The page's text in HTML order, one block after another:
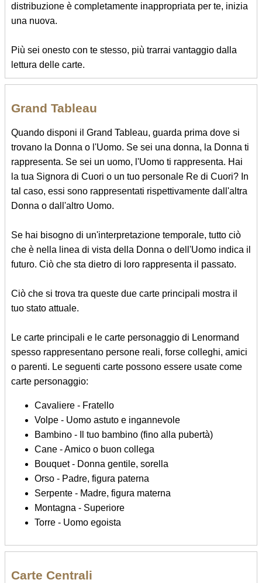
distribuzione è completamente inappropriata per te, inizia
una nuova.
Più sei onesto con te stesso, più trarrai vantaggio dalla
lettura delle carte.
Grand Tableau
Quando disponi il Grand Tableau, guarda prima dove si
trovano la Donna o l'Uomo. Se sei una donna, la Donna ti
rappresenta. Se sei un uomo, l'Uomo ti rappresenta. Hai
la tua Signora di Cuori o un tuo personale Re di Cuori? In
tal caso, essi sono rappresentati rispettivamente dall'altra
Donna o dall'altro Uomo.
Se hai bisogno di un'interpretazione temporale, tutto ciò
che è nella linea di vista della Donna o dell'Uomo indica il
futuro. Ciò che sta dietro di loro rappresenta il passato.
Ciò che si trova tra queste due carte principali mostra il
tuo stato attuale.
Le carte principali e le carte personaggio di Lenormand
spesso rappresentano persone reali, forse colleghi, amici
o parenti. Le seguenti carte possono essere usate come
carte personaggio:
Cavaliere - Fratello
Volpe - Uomo astuto e ingannevole
Bambino - Il tuo bambino (fino alla pubertà)
Cane - Amico o buon collega
Bouquet - Donna gentile, sorella
Orso - Padre, figura paterna
Serpente - Madre, figura materna
Montagna - Superiore
Torre - Uomo egoista
Carte Centrali